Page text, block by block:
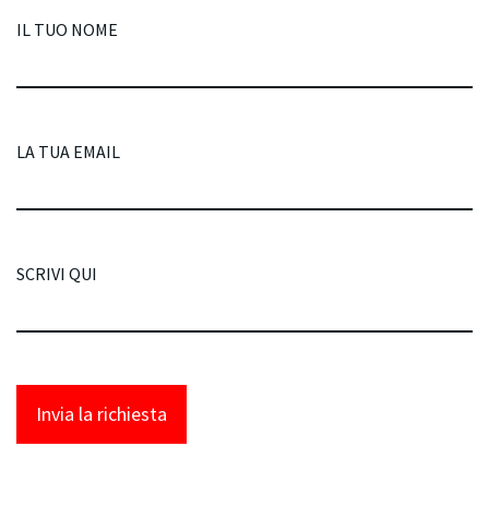
IL TUO NOME
LA TUA EMAIL
SCRIVI QUI
Invia la richiesta